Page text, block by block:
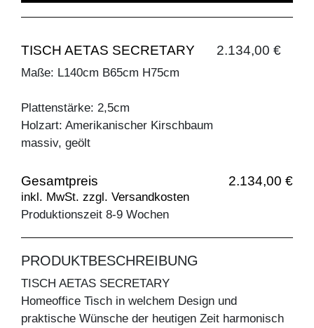
TISCH AETAS SECRETARY 2.134,00 €
Maße: L140cm B65cm H75cm
Plattenstärke: 2,5cm
Holzart: Amerikanischer Kirschbaum
massiv, geölt
Gesamtpreis 2.134,00 €
inkl. MwSt. zzgl. Versandkosten
Produktionszeit 8-9 Wochen
PRODUKTBESCHREIBUNG
TISCH AETAS SECRETARY
Homeoffice Tisch in welchem Design und
praktische Wünsche der heutigen Zeit harmonisch